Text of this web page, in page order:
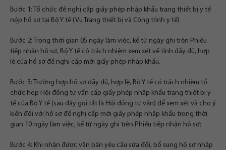
Bước 1: Tổ chức đề nghị cấp giấy phép nhập khẩu trang thiết bị y tế
nộp hồ sơ tại Bộ Y tế (Vụ Trang thiết bị và Công trình y tế)
Bước 2: Trong thời gian 05 ngày làm việc, kể từ ngày ghi trên Phiếu
tiếp nhận hồ sơ, Bộ Y tế có trách nhiệm xem xét về tính đầy đủ, hợp
lệ của hồ sơ đề nghị cấp mới giấy phép nhập khẩu.
Bước 3: Trường hợp hồ sơ đầy đủ, hợp lệ, Bộ Y tế có trách nhiệm tổ
chức họp Hội đồng tư vấn cấp giấy phép nhập khẩu trang thiết bị y
tế của Bộ Y tế (sau đây gọi tắt là Hội đồng tư vấn) để xem xét và cho ý
kiến đối với hồ sơ đề nghị cấp mới giấy phép nhập khẩu trong thời
gian 10 ngày làm việc, kể từ ngày ghi trên Phiếu tiếp nhận hồ sơ;
Bước 4: Khi nhận được văn bản yêu cầu sửa đổi, bổ sung hồ sơ nhập